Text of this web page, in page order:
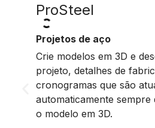
ProSteel
Projetos de aço
Crie modelos em 3D e
projeto, detalhes de
cronogramas que são
automaticamente
o modelo em 3D.